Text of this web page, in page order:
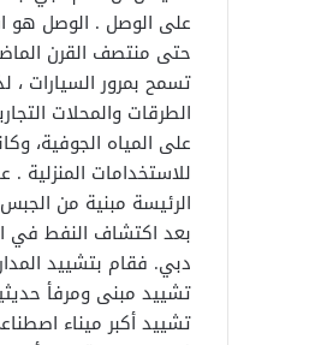
على الوصل . الوصل هو
حتى منتصف القرن
تسمح بمرور السيارات ،
على المياه الجوفية،
للاستخدامات
الرئيسة مبنية من الجبس
دبي. فقام بتشييد
تشييد مبنى ومرفأ
تشييد أكبر ميناء